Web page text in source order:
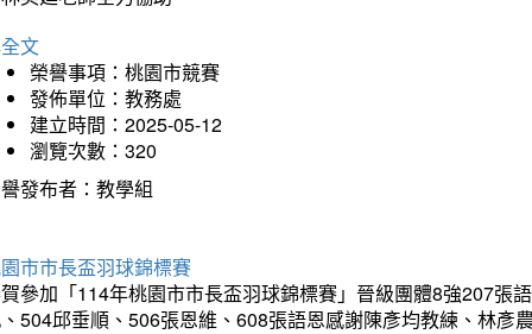
文
榮譽事項：桃園市競賽
發佈單位：教務處
建立時間：2025-05-12
瀏覽次數：320
發布者：教學組
市市長盃羽球錦標賽
參加「114年桃園市市長盃羽球錦標賽」晉級團體8強207張
504邱垂順、506張恩維、608張語恩感謝陳彥均教練、林彥